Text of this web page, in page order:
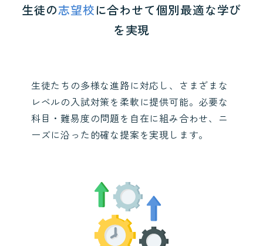
生徒の志望校に合わせて個別最適な学び
を実現
生徒たちの多様な進路に対応し、さまざまな
レベルの入試対策を柔軟に提供可能。必要な
科目・難易度の問題を自在に組み合わせ、ニ
ーズに沿った的確な提案を実現します。